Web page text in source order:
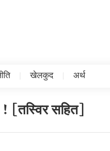
खेलकुद अर्थ
! [तस्विर सहित]